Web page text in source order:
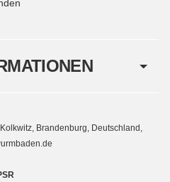
Brandenburg, Deutschland,